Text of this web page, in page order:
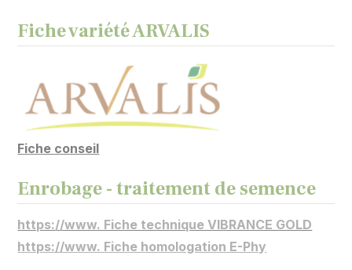
Fiche variété ARVALIS
Fiche conseil
Enrobage - traitement de semence
https://www. Fiche technique VIBRANCE GOLD
https://www. Fiche homologation E-Phy